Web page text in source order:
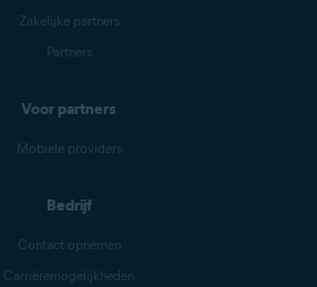
Zakelijke partners
Partners
Voor partners
Mobiele providers
Bedrijf
Contact opnemen
Carrièremogelijkheden